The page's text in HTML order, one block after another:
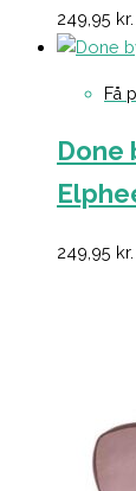
249,95 kr.
Få
Done
249,95 kr.